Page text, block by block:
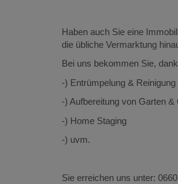
Haben auch Sie eine
die übliche Vermarktung
Bei uns bekommen Sie,
-) Entrümpelung &
-) Aufbereitung von Garten &
-) Home Staging
-) uvm.
Sie erreichen uns unter: